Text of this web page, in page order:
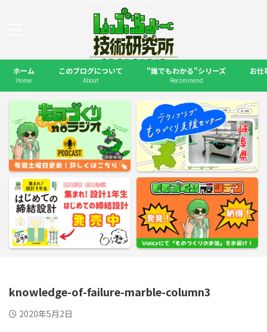
ホーム
Home
このブログについて
About
"誰でもわかる"シリーズ
Recommend
お仕
knowledge-of-failure-marble-column3
2020年5月2日